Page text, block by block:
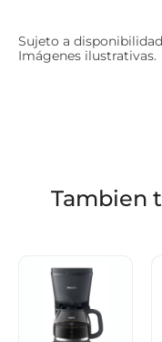
Sujeto a
Imágenes ilustrativas.
Tambien